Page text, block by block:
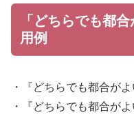
「どちらでも都
用例
・『どちらでも都合がよ
・『どちらでも都合がよ